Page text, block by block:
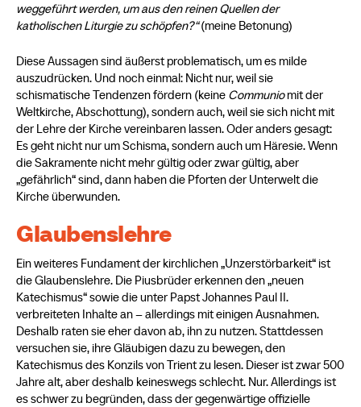
weggeführt werden, um aus den reinen Quellen der
katholischen Liturgie zu schöpfen?“(meine Betonung)
Diese Aussagen sind äußerst problematisch, um es milde
auszudrücken. Und noch einmal: Nicht nur, weil sie
schismatische Tendenzen fördern (keine Communiomit der
Weltkirche, Abschottung), sondern auch, weil sie sich nicht mit
der Lehre der Kirche vereinbaren lassen. Oder anders gesagt:
Es geht nicht nur um Schisma, sondern auch um Häresie. Wenn
die Sakramente nicht mehr gültig oder zwar gültig, aber
„gefährlich“ sind, dann haben die Pforten der Unterwelt die
Kirche überwunden.
Glaubenslehre
Ein weiteres Fundament der kirchlichen „Unzerstörbarkeit“ ist
die Glaubenslehre. Die Piusbrüder erkennen den „neuen
Katechismus“ sowie die unter Papst Johannes Paul II.
verbreiteten Inhalte an – allerdings mit einigen Ausnahmen.
Deshalb raten sie eher davon ab, ihn zu nutzen. Stattdessen
versuchen sie, ihre Gläubigen dazu zu bewegen, den
Katechismus des Konzils von Trient zu lesen. Dieser ist zwar 500
Jahre alt, aber deshalb keineswegs schlecht. Nur. Allerdings ist
es schwer zu begründen, dass der gegenwärtige offizielle